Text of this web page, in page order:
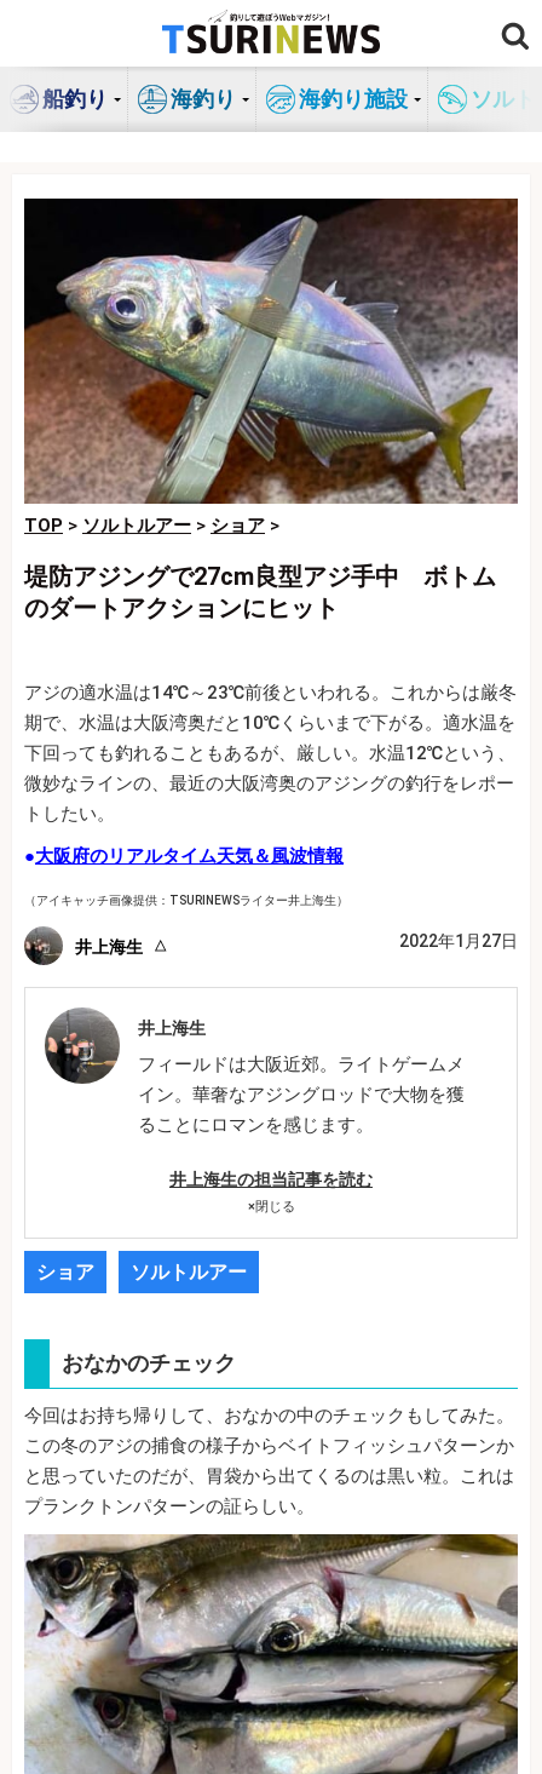
ン
船釣り 海釣り 海釣り施設 ソル
TOP > ソルトルアー > ショア >
堤防アジングで27cm良型アジ手中 ボトム
のダートアクションにヒット
アジの適水温は14℃～23℃前後といわれる。これからは厳冬
期で、水温は大阪湾奥だと10℃くらいまで下がる。適水温を
下回っても釣れることもあるが、厳しい。水温12℃という、
微妙なラインの、最近の大阪湾奥のアジングの釣行をレポー
トしたい。
●大阪府のリアルタイム天気＆風波情報
（アイキャッチ画像提供：TSURINEWSライター井上海生）
井上海生 2022年1月27日
井上海生
フィールドは大阪近郊。ライトゲームメ
イン。華奢なアジングロッドで大物を獲
ることにロマンを感じます。
井上海生の担当記事を読む
×閉じる
ショア ソルトルアー
おなかのチェック
今回はお持ち帰りして、おなかの中のチェックもしてみた。
この冬のアジの捕食の様子からベイトフィッシュパターンか
と思っていたのだが、胃袋から出てくるのは黒い粒。これは
プランクトンパターンの証らしい。